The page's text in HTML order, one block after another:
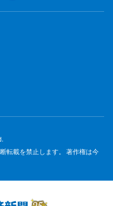
転載を禁止します。 著作権は今